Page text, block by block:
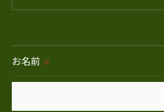
られた場合を除き、
お名前 ※